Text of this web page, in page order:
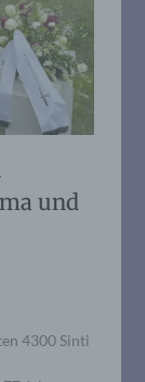
und
4300 Sinti